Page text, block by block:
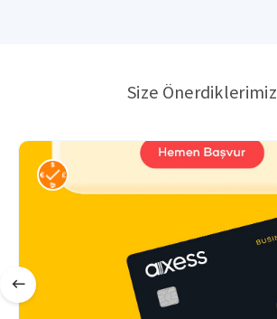
Size Önerdiklerimiz